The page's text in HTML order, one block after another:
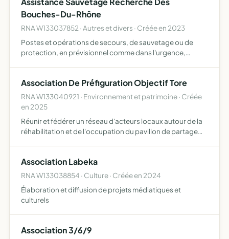
vi…
Bouches-Du-Rhône
RNA W133037852 · Autres et divers · Créée en 2023
Postes et opérations de secours, de sauvetage ou de
protection, en prévisionnel comme dans l'urgence,
secourisme, accueil…
Association De Préfiguration Objectif Tore
RNA W133040921 · Environnement et patrimoine · Créée
en 2025
Réunir et fédérer un réseau d'acteurs locaux autour de la
réhabilitation et de l'occupation du pavillon de partage
Association Labeka
RNA W133038854 · Culture · Créée en 2024
Élaboration et diffusion de projets médiatiques et
culturels
Association 3/6/9